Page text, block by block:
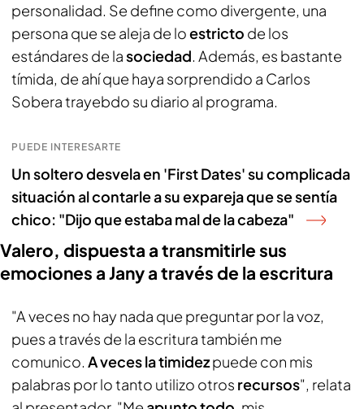
personalidad. Se define como divergente, una
persona que se aleja de loestricto de los
estándares de lasociedad. Además, es bastante
tímida, de ahí que haya sorprendido a Carlos
Sobera trayebdo su diario al programa.
PUEDE INTERESARTE
Un soltero desvela en 'First Dates' su complicada
situación al contarle a su expareja que se sentía
chico: "Dijo que estaba mal de la cabeza"
Valero, dispuesta a transmitirle sus
emociones a Jany a través de la escritura
"A veces no hay nada que preguntar por la voz,
pues a través de la escritura también me
comunico. A veces la timidezpuede con mis
palabras por lo tanto utilizo otros recursos", relata